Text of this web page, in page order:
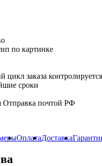
по картинке
цикл заказа
сроки
Отправка почтой РФ
ОплатаДоставка